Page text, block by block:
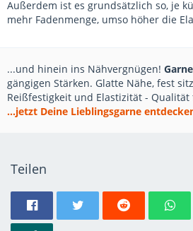
Außerdem ist es grundsätzlich so, je
mehr Fadenmenge, umso höher die
...und hinein ins Nähvergnügen!
gängigen Stärken. Glatte Nähe, fest
Reißfestigkeit und Elastizität -
...jetzt Deine Lieblingsgarne
Teilen